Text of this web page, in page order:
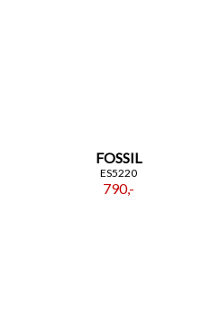
FOSSIL
ES5220
790,-